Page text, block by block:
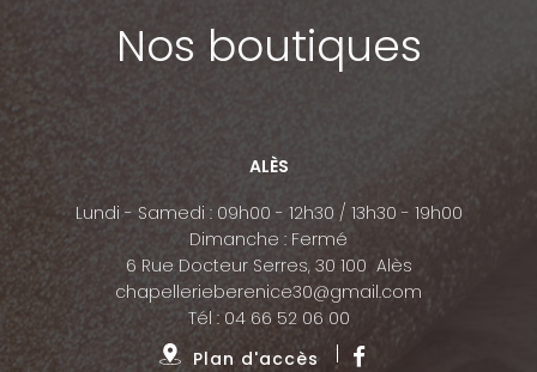
Nos boutiques
ALÈS
Lundi - Samedi : 09h00 - 12h30 / 13h30 - 19h00
Dimanche : Fermé
6 Rue Docteur Serres, 30 100 Alès
chapellerieberenice30@gmail.com
Tél : 04 66 52 06 00
Plan d'accès